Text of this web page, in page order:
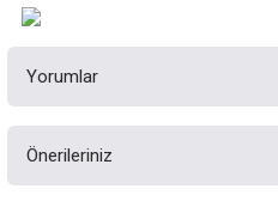
Yorumlar
Önerileriniz